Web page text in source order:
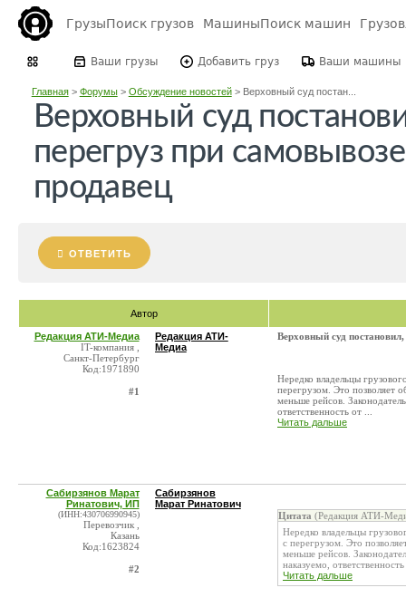
ГрузыПоиск грузов МашиныПоиск машин
Ваши грузы Добавить груз Ваши машины
Главная> Форумы> Обсуждение новостей> Верховный суд постан...
Верховный суд
перегруз при
продавец
ОТВЕТИТЬ
Автор
Редакция АТИ-Медиа
IT-компания ,
Санкт-Петербург
Код:1971890
#1
Редакция АТИ-
Медиа
Верховный суд
Нередко владельцы
перегрузом. Это позволяет
меньше рейсов.
ответственность от ...
Читать дальше
Сабирзянов Марат
Ринатович, ИП
(ИНН:430706990945)
Перевозчик ,
Казань
Код:1623824
#2
Сабирзянов
Марат Ринатович
Цитата (Редакция АТИ-
Нередко владельцы
с перегрузом. Это
меньше рейсов.
наказуемо,
Читать дальше